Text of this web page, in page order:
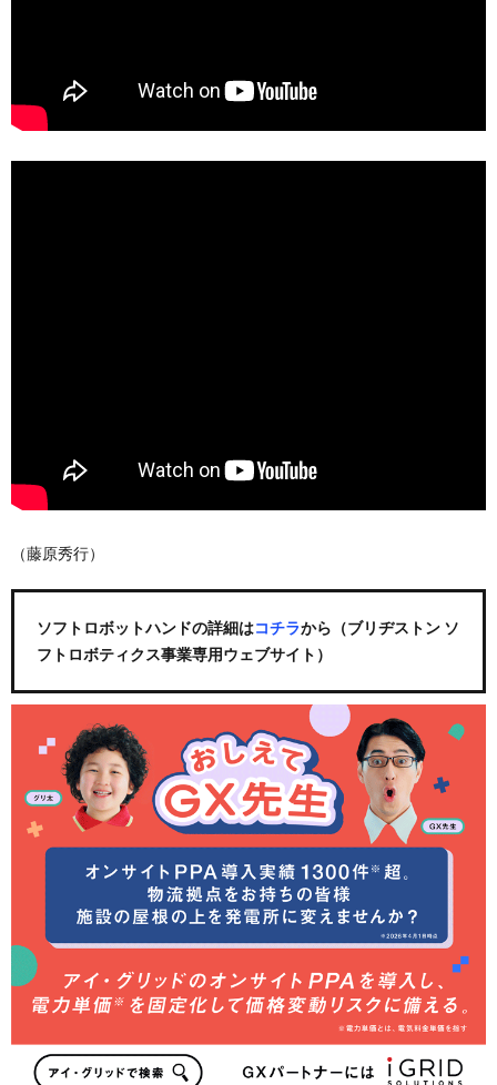
（藤原秀行）
ソフトロボットハンドの詳細はコチラから（ブリヂストン ソ
フトロボティクス事業専用ウェブサイト）